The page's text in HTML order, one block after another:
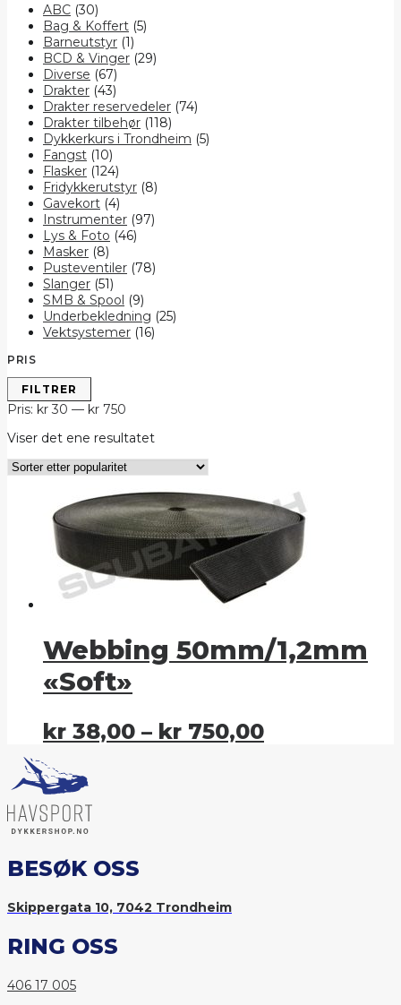
ABC (30)
Bag & Koffert (5)
Barneutstyr (1)
BCD & Vinger (29)
Diverse (67)
Drakter (43)
Drakter reservedeler (74)
Drakter tilbehør (118)
Dykkerkurs i Trondheim (5)
Fangst (10)
Flasker (124)
Fridykkerutstyr (8)
Gavekort (4)
Instrumenter (97)
Lys & Foto (46)
Masker (8)
Pusteventiler (78)
Slanger (51)
SMB & Spool (9)
Underbekledning (25)
Vektsystemer (16)
PRIS
Min.
pris
Makspris
FILTRER
Pris: kr 30 — kr 750
Viser det ene resultatet
Webbing 50mm/1,2mm
«Soft»
kr 38,00 – kr 750,00
BESØK OSS
Skippergata 10, 7042 Trondheim
RING OSS
406 17 005